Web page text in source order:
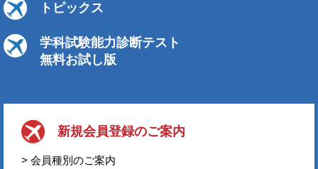
トピックス
学科試験能力診断テスト
無料お試し版
新規会員登録のご案内
> 会員種別のご案内